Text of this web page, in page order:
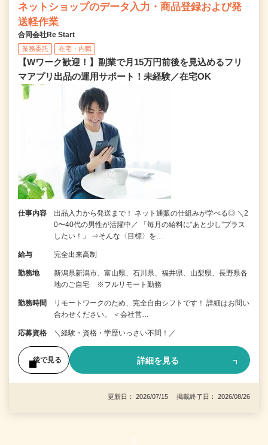
ネットショップのデータ入力・商品登録および発
送軽作業
合同会社Re Start
業務委託 在宅・内職
【Wワーク歓迎！】副業で月15万円前後を見込めるフリ
マアプリ出品の運用サポート！未経験／在宅OK
仕事内容
出品入力から発送まで！ ネット通販の仕組みが学べる◎ ＼2
0〜40代の男性が活躍中／ 「毎月の給料に“あと少し”プラス
したい！」 ⇒そんな〈目標〉を…
給与 完全出来高制
勤務地
新潟県新潟市、富山県、石川県、福井県、山梨県、長野県各
地のご自宅 ※フルリモート勤務
勤務時間
リモートワークのため、完全自由シフトです！ 詳細はお問い
合わせください。 ＜会社営…
応募資格 ＼経験・資格・学歴いっさい不問！／
後で見る 詳細を見る
更新日： 2026/07/15 掲載終了日： 2026/08/26
1